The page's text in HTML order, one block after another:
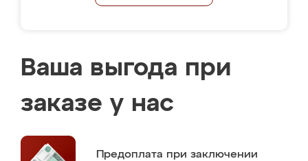
Ваша выгода при
заказе у нас
Предоплата при заключении